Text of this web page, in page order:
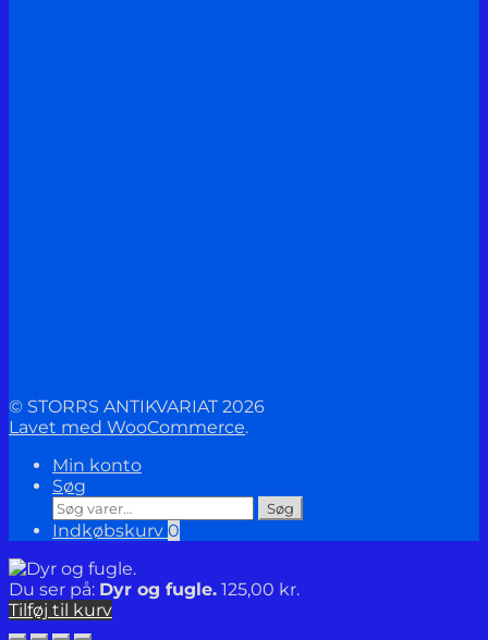
© STORRS ANTIKVARIAT 2026
Lavet med WooCommerce.
Min konto
Søg
Søg
efter:
Søg
Indkøbskurv 0
Du ser på: Dyr og fugle. 125,00 kr.
Tilføj til kurv